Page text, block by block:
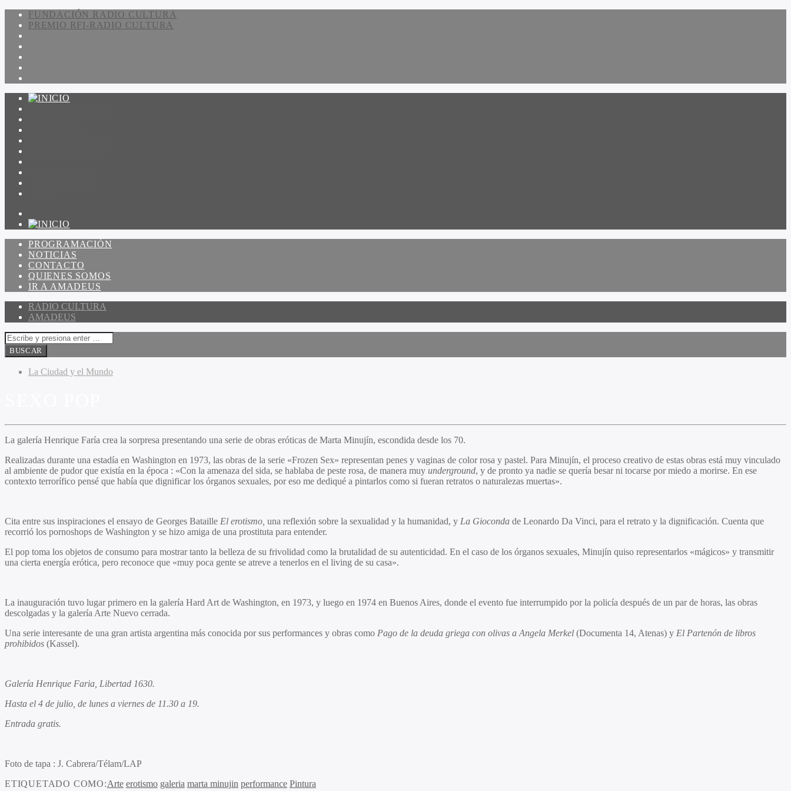
FUNDACIÓN RADIO CULTURA
PREMIO RFI-RADIO CULTURA
PROGRAMACIÓN
NOTICIAS
CONTACTO
QUIENES SOMOS
IR A AMADEUS
RADIO CULTURA
AMADEUS
La Ciudad y el Mundo
La galería Henrique Faría crea la sorpresa presentando una serie de obras eróticas de Marta Minujín, escondida desde los 70.
Realizadas durante una estadía en Washington en 1973, las obras de la serie «Frozen Sex» representan penes y vaginas de color rosa y pastel. Para Minujín, el proceso creativo de estas obras está muy vinculado
al ambiente de pudor que existía en la época : «Con la amenaza del sida, se hablaba de peste rosa, de manera muy underground, y de pronto ya nadie se quería besar ni tocarse por miedo a morirse. En ese
contexto terrorífico pensé que había que dignificar los órganos sexuales, por eso me dediqué a pintarlos como si fueran retratos o naturalezas muertas».
Cita entre sus inspiraciones el ensayo de Georges Bataille El erotismo, una reflexión sobre la sexualidad y la humanidad, y La Gioconda de Leonardo Da Vinci, para el retrato y la dignificación. Cuenta que
recorrió los pornoshops de Washington y se hizo amiga de una prostituta para entender.
El pop toma los objetos de consumo para mostrar tanto la belleza de su frivolidad como la brutalidad de su autenticidad. En el caso de los órganos sexuales, Minujín quiso representarlos «mágicos» y transmitir
una cierta energía erótica, pero reconoce que «muy poca gente se atreve a tenerlos en el living de su casa».
La inauguración tuvo lugar primero en la galería Hard Art de Washington, en 1973, y luego en 1974 en Buenos Aires, donde el evento fue interrumpido por la policía después de un par de horas, las obras
descolgadas y la galería Arte Nuevo cerrada.
Una serie interesante de una gran artista argentina más conocida por sus performances y obras como Pago de la deuda griega con olivas a Angela Merkel (Documenta 14, Atenas) y El Partenón de libros
prohibidos (Kassel).
Galería Henrique Faria, Libertad 1630.
Hasta el 4 de julio, de lunes a viernes de 11.30 a 19.
Entrada gratis.
Foto de tapa : J. Cabrera/Télam/LAP
ETIQUETADO COMO:Arte erotismo galeria marta minujin performance Pintura